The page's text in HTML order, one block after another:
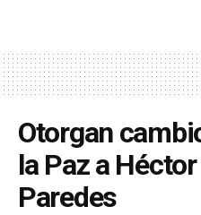
Otorgan
la Paz a
Paredes